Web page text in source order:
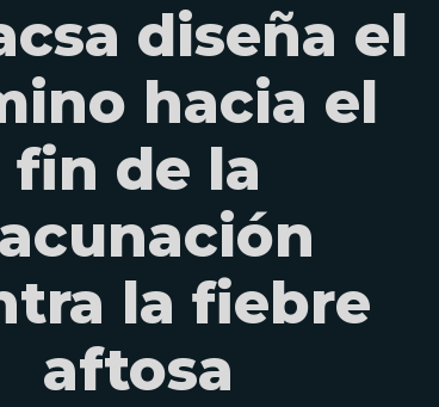
diseña el
hacia el
fin de la
la fiebre
aftosa